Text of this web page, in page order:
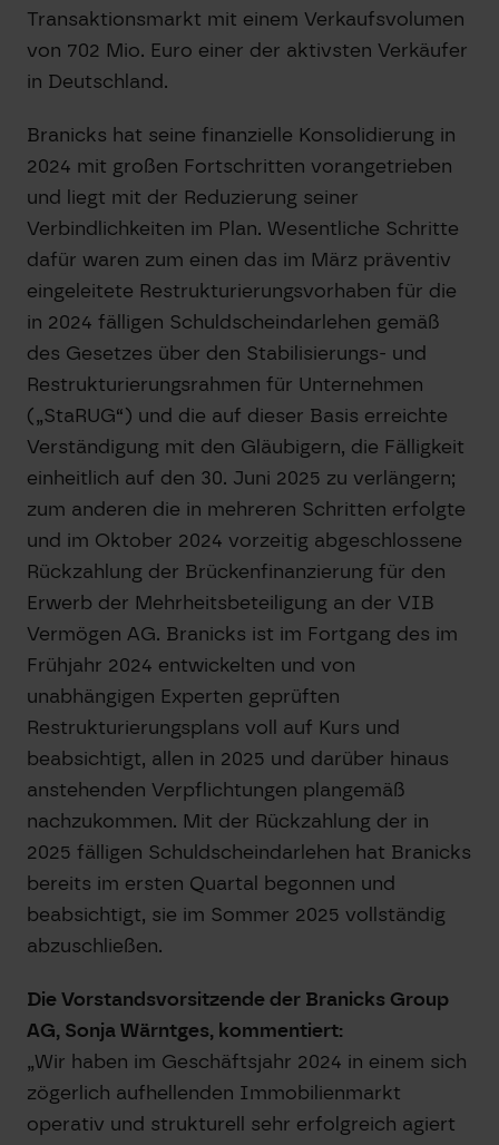
Transaktionsmarkt mit einem Verkaufsvolumen
von 702 Mio. Euro einer der aktivsten Verkäufer
in Deutschland.
Branicks hat seine finanzielle Konsolidierung in
2024 mit großen Fortschritten vorangetrieben
und liegt mit der Reduzierung seiner
Verbindlichkeiten im Plan. Wesentliche Schritte
dafür waren zum einen das im März präventiv
eingeleitete Restrukturierungsvorhaben für die
in 2024 fälligen Schuldscheindarlehen gemäß
des Gesetzes über den Stabilisierungs- und
Restrukturierungsrahmen für Unternehmen
(„StaRUG“) und die auf dieser Basis erreichte
Verständigung mit den Gläubigern, die Fälligkeit
einheitlich auf den 30. Juni 2025 zu verlängern;
zum anderen die in mehreren Schritten erfolgte
und im Oktober 2024 vorzeitig abgeschlossene
Rückzahlung der Brückenfinanzierung für den
Erwerb der Mehrheitsbeteiligung an der VIB
Vermögen AG. Branicks ist im Fortgang des im
Frühjahr 2024 entwickelten und von
unabhängigen Experten geprüften
Restrukturierungsplans voll auf Kurs und
beabsichtigt, allen in 2025 und darüber hinaus
anstehenden Verpflichtungen plangemäß
nachzukommen. Mit der Rückzahlung der in
2025 fälligen Schuldscheindarlehen hat Branicks
bereits im ersten Quartal begonnen und
beabsichtigt, sie im Sommer 2025 vollständig
abzuschließen.
Die Vorstandsvorsitzende der Branicks Group
AG, Sonja Wärntges, kommentiert:
„Wir haben im Geschäftsjahr 2024 in einem sich
zögerlich aufhellenden Immobilienmarkt
operativ und strukturell sehr erfolgreich agiert